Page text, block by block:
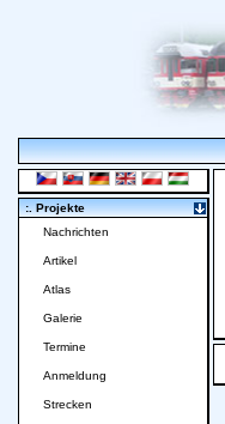
:. Projekte
Nachrichten
Artikel
Atlas
Galerie
Termine
Anmeldung
Strecken